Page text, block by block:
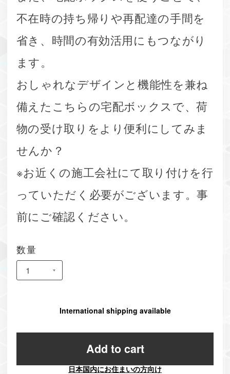
不在時の持ち帰りや再配達の手間を
省き、時間の有効活用にもつながり
ます。
おしゃれなデザインと機能性を兼ね
備えたこちらの宅配ボックスで、荷
物の受け取りをより便利にしてみま
せんか？
※お近くの施工会社にて取り付けを行
っていただく必要がございます。事
前にご確認ください。
数量
International shipping available
Add to cart
日本国内にお住まいの方向け